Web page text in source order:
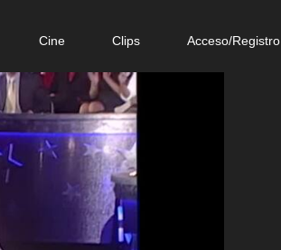
Cine Clips Acceso/Registro